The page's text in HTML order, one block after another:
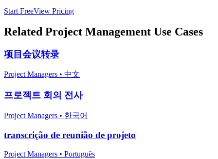
Start FreeView Pricing
Related Project Management Use Cases
项目会议转录
Project Managers • 中文
프로젝트 회의 전사
Project Managers • 한국어
transcrição de reunião de projeto
Project Managers • Português